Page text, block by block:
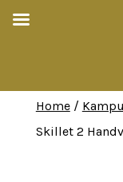
Home/
Skillet 2